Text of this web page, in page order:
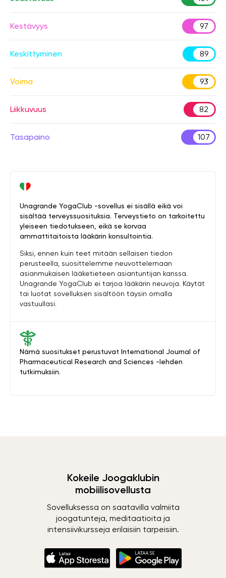
Kestävyys 97
Keskittyminen 89
Voima 93
Liikkuvuus 82
Tasapaino 107
Nämä suositukset perustuvat International Journal of
Pharmaceutical Research and Sciences -lehden
tutkimuksiin.
Unagrande YogaClub -sovellus ei sisällä eikä voi
sisältää terveyssuosituksia. Terveystieto on tarkoitettu
yleiseen tiedotukseen, eikä se korvaa
ammattitaitoista lääkärin konsultointia.
Siksi, ennen kuin teet mitään sellaisen tiedon
perusteella, suosittelemme neuvottelemaan
asianmukaisen lääketieteen asiantuntijan kanssa.
Unagrande YogaClub ei tarjoa lääkärin neuvoja. Käytät
tai luotat sovelluksen sisältöön täysin omalla
vastuullasi.
Kokeile Joogaklubin
mobiilisovellusta
Sovelluksessa on saatavilla valmiita
joogatunteja, meditaatioita ja
intensiivikursseja erilaisiin tarpeisiin.